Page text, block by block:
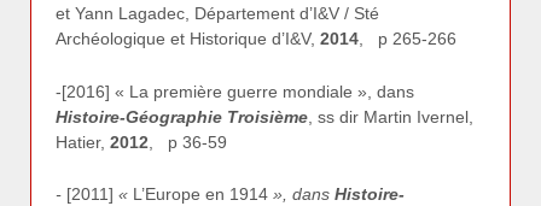
et Yann Lagadec, Département d’I&V / Sté
Archéologique et Historique d’I&V, 2014, p 265-266
-[2016] « La première guerre mondiale », dans
Histoire-Géographie Troisième , ss dir Martin Ivernel,
Hatier, 2012 , p 36-59
- [2011] « L’Europe en 1914 », dans Histoire-